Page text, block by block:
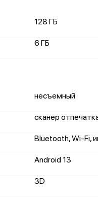
128 ГБ
6 ГБ
несъемный
сканер
Bluetooth, Wi-Fi,
Android 13
3D